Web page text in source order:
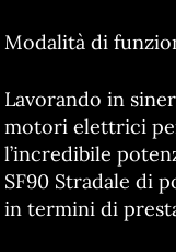
Modalità di
Lavorando in
motori elettrici
l’incredibile
SF90 Stradale di
in termini di